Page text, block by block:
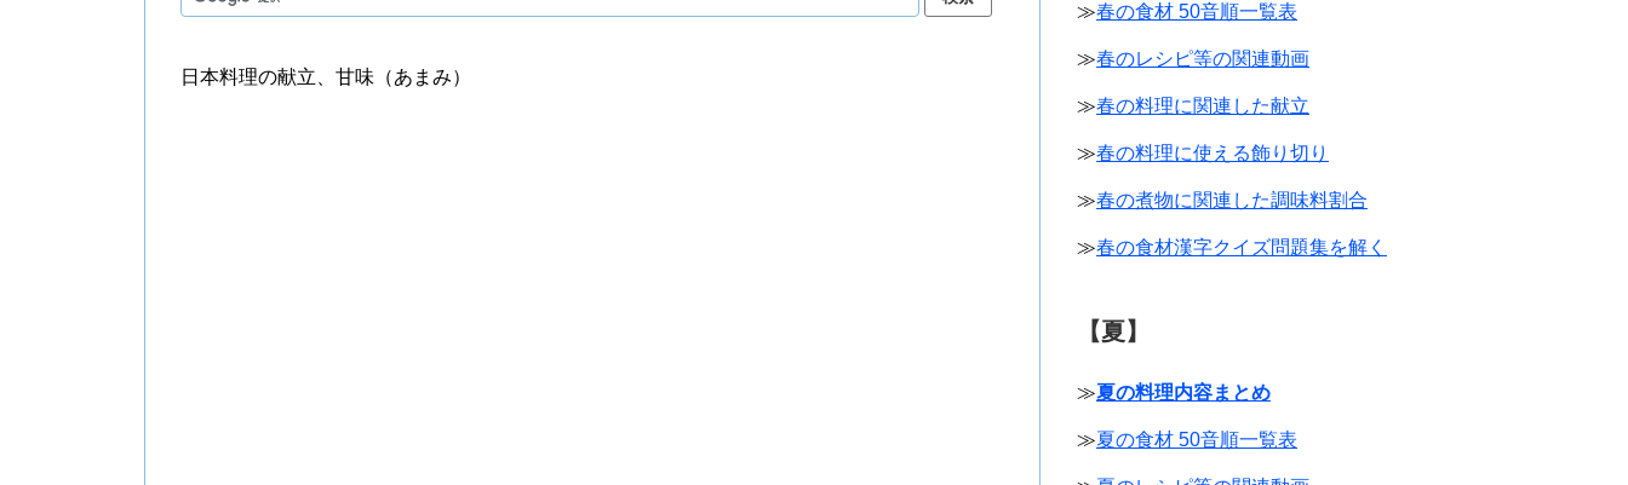
日本料理の献立、甘味（あまみ）
≫春の食材 50音順一覧表
≫春のレシピ等の関連動画
≫春の料理に関連した献立
≫春の料理に使える飾り切り
≫春の煮物に関連した調味料割合
≫春の食材漢字クイズ問題集を解く
【夏】
≫夏の料理内容まとめ
≫夏の食材 50音順一覧表